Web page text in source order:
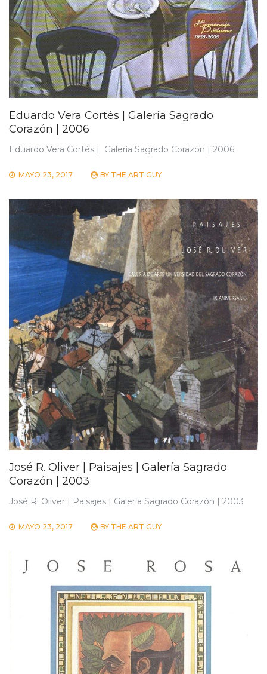
Eduardo Vera Cortés | Galería Sagrado
Corazón | 2006
Eduardo Vera Cortés | Galería Sagrado Corazón | 2006
MAYO 23, 2017 BY THE ART GUY
José R. Oliver | Paisajes | Galería Sagrado
Corazón | 2003
José R. Oliver | Paisajes | Galería Sagrado Corazón | 2003
MAYO 23, 2017 BY THE ART GUY